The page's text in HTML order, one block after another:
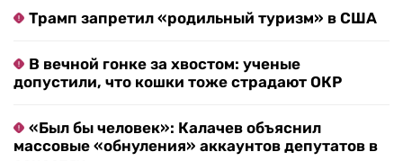
Трамп запретил «родильный туризм» в США
В вечной гонке за хвостом: ученые
допустили, что кошки тоже страдают ОКР
«Был бы человек»: Калачев объяснил
массовые «обнуления» аккаунтов депутатов в